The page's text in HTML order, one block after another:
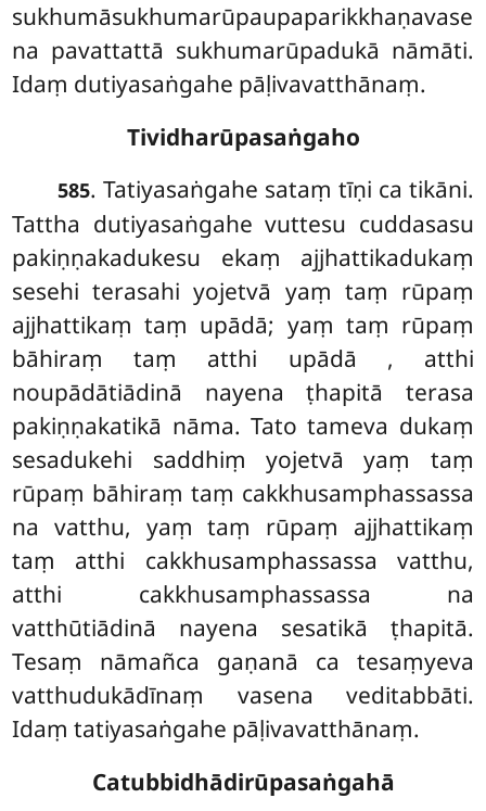
sukhumāsukhumarūpaupaparikkhaṇavase
na pavattattā sukhumarūpadukā nāmāti.
Idaṃ dutiyasaṅgahe pāḷivavatthānaṃ.
Tividharūpasaṅgaho
585. Tatiyasaṅgahe sataṃ tīṇi ca tikāni.
Tattha dutiyasaṅgahe vuttesu cuddasasu
pakiṇṇakadukesu ekaṃ ajjhattikadukaṃ
sesehi terasahi yojetvā yaṃ taṃ rūpaṃ
ajjhattikaṃ taṃ upādā; yaṃ taṃ rūpaṃ
bāhiraṃ taṃ atthi upādā , atthi
noupādātiādinā nayena ṭhapitā terasa
pakiṇṇakatikā nāma. Tato tameva dukaṃ
sesadukehi saddhiṃ yojetvā yaṃ taṃ
rūpaṃ bāhiraṃ taṃ cakkhusamphassassa
na vatthu, yaṃ taṃ rūpaṃ ajjhattikaṃ
taṃ atthi cakkhusamphassassa vatthu,
atthi cakkhusamphassassa na
vatthūtiādinā nayena sesatikā ṭhapitā.
Tesaṃ nāmañca gaṇanā ca tesaṃyeva
vatthudukādīnaṃ vasena veditabbāti.
Idaṃ tatiyasaṅgahe pāḷivavatthānaṃ.
Catubbidhādirūpasaṅgahā